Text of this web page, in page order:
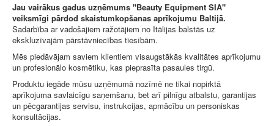
Jau vairākus gadus uzņēmums "Beauty Equipment SIA"
veiksmīgi pārdod skaistumkopšanas aprīkojumu Baltijā.
Sadarbība ar vadošajiem ražotājiem no Itālijas balstās uz
ekskluzīvajām pārstāvniecības tiesībām.
Mēs piedāvājam saviem klientiem visaugstākās kvalitātes aprīkojumu
un profesionālo kosmētiku, kas pieprasīta pasaules tirgū.
Produktu iegāde mūsu uzņēmumā nozīmē ne tikai nopirktā
aprīkojuma savlaicīgu saņemšanu, bet arī pilnīgu atbalstu, garantijas
un pēcgarantijas servisu, instrukcijas, apmācību un personiskas
konsultācijas.